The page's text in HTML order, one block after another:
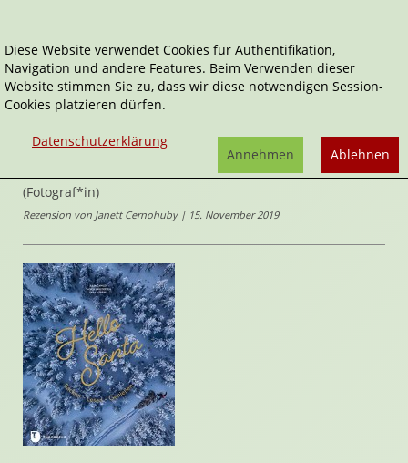
Home Sachbücher Hello Santa
Hello Santa
Backen - Lesen - Genießen
Saskia van Deelen,Vera Schäper
(Fotograf*in)
Rezension von Janett Cernohuby | 15. November 2019
Diese Website verwendet Cookies für Authentifikation,
Navigation und andere Features. Beim Verwenden dieser
Website stimmen Sie zu, dass wir diese notwendigen Session-
Cookies platzieren dürfen.
Datenschutzerklärung
Ablehnen
Annehmen